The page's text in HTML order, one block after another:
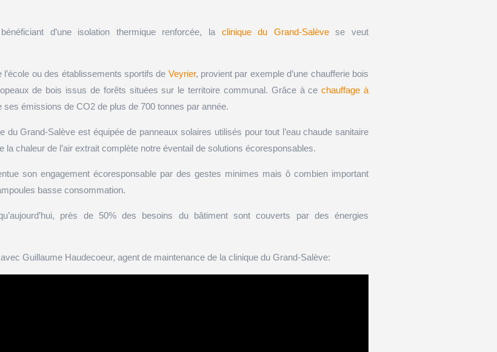
d’une isolation thermique renforcée, la clinique du Grand-Salèvese veut
ou des établissements sportifs de Veyrier, provient par exemple d’une chaufferie bois
de bois issus de forêts situées sur le territoire communal. Grâce à cechauffage à
émissions de CO2 de plus de 700 tonnes par année.
du Grand-Salève est équipée de panneaux solaires utilisés pour tout l’eau chaude sanitaire
chaleur de l’air extrait complète notre éventail de solutions écoresponsables.
son engagement écoresponsable par des gestes minimes mais ô combien important
basse consommation.
près de 50% des besoins du bâtiment sont couverts par des énergies
Guillaume Haudecoeur, agent de maintenance de la clinique du Grand-Salève: